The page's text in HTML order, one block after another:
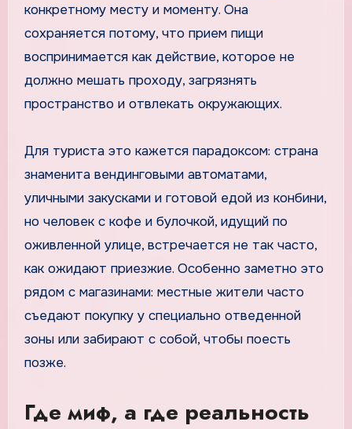
конкретному месту и моменту. Она
сохраняется потому, что прием пищи
воспринимается как действие, которое не
должно мешать проходу, загрязнять
пространство и отвлекать окружающих.
Для туриста это кажется парадоксом: страна
знаменита вендинговыми автоматами,
уличными закусками и готовой едой из конбини,
но человек с кофе и булочкой, идущий по
оживленной улице, встречается не так часто,
как ожидают приезжие. Особенно заметно это
рядом с магазинами: местные жители часто
съедают покупку у специально отведенной
зоны или забирают с собой, чтобы поесть
позже.
Где миф, а где реальность